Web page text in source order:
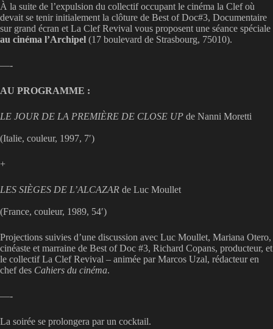
À la suite de l’expulsion du collectif occupant le cinéma la Clef où
devait se tenir initialement la clôture de Best of Doc#3, Documentaire
sur grand écran et La Clef Revival vous proposent une séance spéciale
au cinéma l’Archipel (17 boulevard de Strasbourg, 75010).
—-
AU PROGRAMME :
LE JOUR DE LA PREMIÈRE DE CLOSE UP de Nanni Moretti
(Italie, couleur, 1997, 7′)
+
LES SIÈGES DE L’ALCAZAR de Luc Moullet
(France, couleur, 1989, 54′)
Projections suivies d’une discussion avec Luc Moullet, Mariana Otero,
cinéaste et marraine de Best of Doc #3, Richard Copans, producteur, et
le collectif La Clef Revival – animée par Marcos Uzal, rédacteur en
chef des Cahiers du cinéma.
—-
La soirée se prolongera par un cocktail.